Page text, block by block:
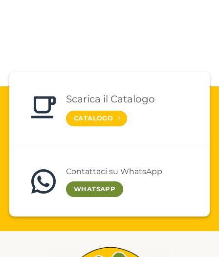
Scarica il Catalogo
CATALOGO
Contattaci su WhatsApp
WHATSAPP